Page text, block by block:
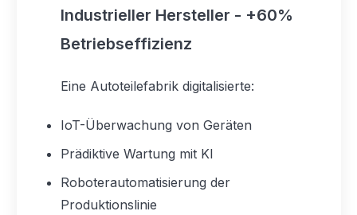
Industrieller Hersteller - +60%
Betriebseffizienz
Eine Autoteilefabrik digitalisierte:
IoT-Überwachung von Geräten
Prädiktive Wartung mit KI
Roboterautomatisierung der
Produktionslinie